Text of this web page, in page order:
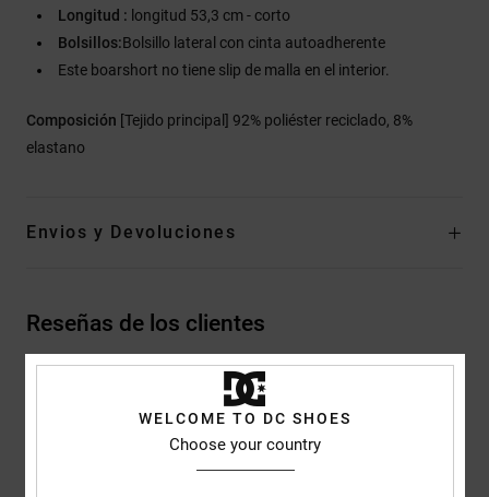
Longitud : longitud 53,3 cm - corto
Bolsillos:Bolsillo lateral con cinta autoadherente
Este boarshort no tiene slip de malla en el interior.
Composición [Tejido principal] 92% poliéster reciclado, 8%
elastano
Envios y Devoluciones
Reseñas de los clientes
Puntuación media
5.0
WELCOME TO DC SHOES
Choose your country